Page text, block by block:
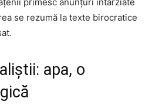
se rezumă la texte birocratice
apa, o